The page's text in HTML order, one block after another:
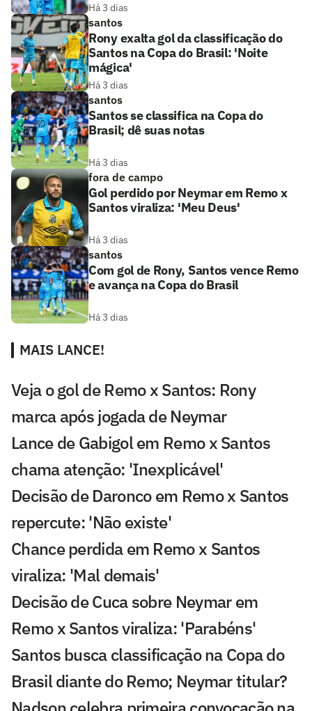
Há 3 dias
santos
Rony exalta gol da classificação do
Santos na Copa do Brasil: 'Noite
mágica'
Há 3 dias
santos
Santos se classifica na Copa do
Brasil; dê suas notas
Há 3 dias
fora de campo
Gol perdido por Neymar em Remo x
Santos viraliza: 'Meu Deus'
Há 3 dias
santos
Com gol de Rony, Santos vence Remo
e avança na Copa do Brasil
Há 3 dias
MAIS LANCE!
Veja o gol de Remo x Santos: Rony
marca após jogada de Neymar
Lance de Gabigol em Remo x Santos
chama atenção: 'Inexplicável'
Decisão de Daronco em Remo x Santos
repercute: 'Não existe'
Chance perdida em Remo x Santos
viraliza: 'Mal demais'
Decisão de Cuca sobre Neymar em
Remo x Santos viraliza: 'Parabéns'
Santos busca classificação na Copa do
Brasil diante do Remo; Neymar titular?